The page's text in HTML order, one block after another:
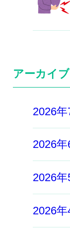
アーカイブ
2026
2026
2026
2026